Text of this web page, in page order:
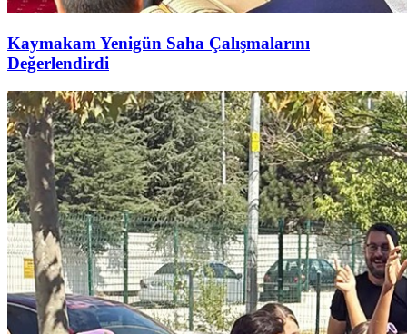
Kaymakam Yenigün Saha Çalışmalarını
Değerlendirdi